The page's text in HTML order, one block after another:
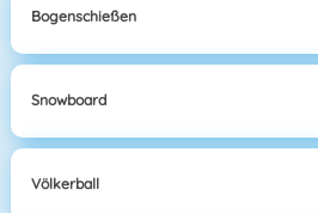
Bogenschießen
Snowboard
Völkerball